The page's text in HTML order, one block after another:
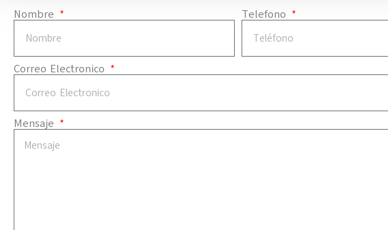
Nombre Telefono
Correo Electronico
Mensaje